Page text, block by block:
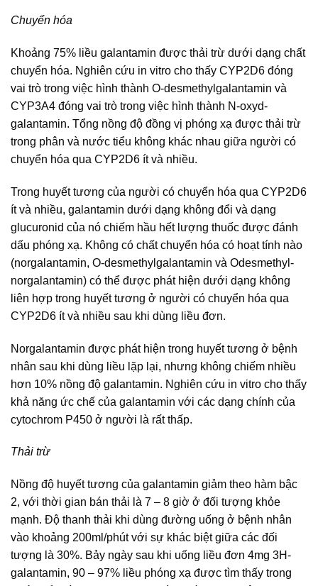
Chuyển hóa
Khoảng 75% liều galantamin được thải trừ dưới dạng chất
chuyển hóa. Nghiên cứu in vitro cho thấy CYP2D6 đóng
vai trò trong việc hình thành O-desmethylgalantamin và
CYP3A4 đóng vai trò trong việc hình thành N-oxyd-
galantamin. Tổng nồng độ đồng vị phóng xạ được thải trừ
trong phân và nước tiểu không khác nhau giữa người có
chuyển hóa qua CYP2D6 ít và nhiều.
Trong huyết tương của người có chuyển hóa qua CYP2D6
ít và nhiều, galantamin dưới dạng không đổi và dạng
glucuronid của nó chiếm hầu hết lượng thuốc được đánh
dấu phóng xạ. Không có chất chuyển hóa có hoạt tính nào
(norgalantamin, O-desmethylgalantamin và Odesmethyl-
norgalantamin) có thể được phát hiện dưới dạng không
liên hợp trong huyết tương ở người có chuyển hóa qua
CYP2D6 ít và nhiều sau khi dùng liều đơn.
Norgalantamin được phát hiện trong huyết tương ở bệnh
nhân sau khi dùng liều lặp lại, nhưng không chiếm nhiều
hơn 10% nồng độ galantamin. Nghiên cứu in vitro cho thấy
khả năng ức chế của galantamin với các dạng chính của
cytochrom P450 ở người là rất thấp.
Thải trừ
Nồng độ huyết tương của galantamin giảm theo hàm bậc
2, với thời gian bán thải là 7 – 8 giờ ở đối tượng khỏe
mạnh. Độ thanh thải khi dùng đường uống ở bệnh nhân
vào khoảng 200ml/phút với sự khác biệt giữa các đối
tượng là 30%. Bảy ngày sau khi uống liều đơn 4mg 3H-
galantamin, 90 – 97% liều phóng xạ được tìm thấy trong